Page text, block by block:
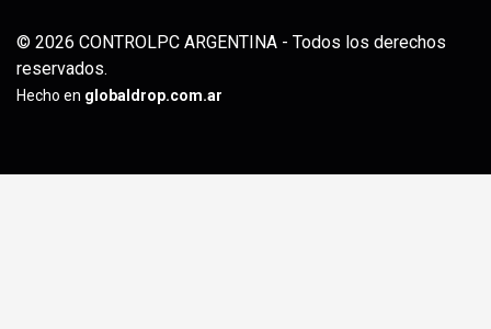
© 2026 CONTROLPC ARGENTINA - Todos los derechos
reservados.
Hecho en globaldrop.com.ar